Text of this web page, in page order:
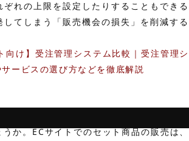
ぞれの上限を設定したりすることもできる
してしまう「販売機会の損失」を削減する
向け】受注管理システム比較｜受注管理シ
ービスの選び方などを徹底解説
うか。ECサイトでのセット商品の販売は、